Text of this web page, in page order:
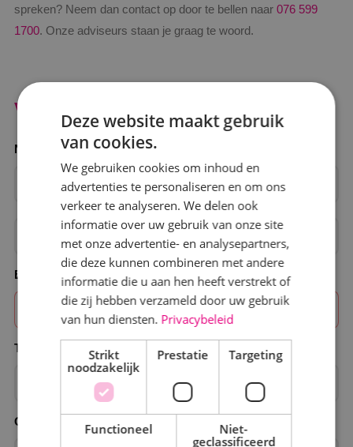
spreken? Neem dan contact op door te bellen naar 076 599
1700. Onze adviseurs staan je graag te woord.
Vraag gratis een offerte aan
Naam
E-mailadres
Telefoonnummer
Omschrijving van wensen
Deze website maakt gebruik
van cookies.
We gebruiken cookies om inhoud en
advertenties te personaliseren en om ons
verkeer te analyseren. We delen ook
informatie over uw gebruik van onze site
met onze advertentie- en analysepartners,
die deze kunnen combineren met andere
informatie die u aan hen heeft verstrekt of
die zij hebben verzameld door uw gebruik
van hun diensten. Privacybeleid
Strikt
noodzakelijk
Prestatie Targeting
Functioneel
Niet-
geclassificeerd